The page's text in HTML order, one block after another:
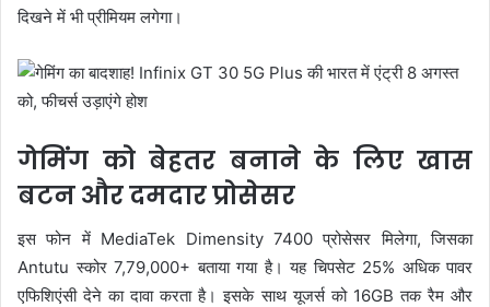
दिखने में भी प्रीमियम लगेगा।
गेमिंग को बेहतर बनाने के लिए खास
बटन और दमदार प्रोसेसर
इस फोन में MediaTek Dimensity 7400 प्रोसेसर मिलेगा, जिसका
Antutu स्कोर 7,79,000+ बताया गया है। यह चिपसेट 25% अधिक पावर
एफिशिएंसी देने का दावा करता है। इसके साथ यूजर्स को 16GB तक रैम और